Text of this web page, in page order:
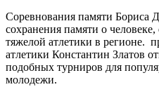
Соревнования памяти Бориса
сохранения памяти о
тяжелой атлетики в регионе.
атлетики Константин Златов
подобных турниров для
молодежи.